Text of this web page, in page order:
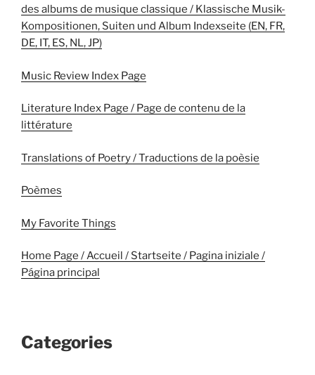
des albums de musique classique / Klassische Musik-
Kompositionen, Suiten und Album Indexseite (EN, FR,
DE, IT, ES, NL, JP)
Music Review Index Page
Literature Index Page / Page de contenu de la
littérature
Translations of Poetry / Traductions de la poèsie
Poèmes
My Favorite Things
Home Page / Accueil / Startseite / Pagina iniziale /
Página principal
Categories